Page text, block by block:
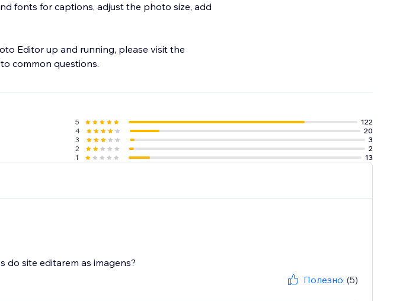
fonts for captions, adjust the photo size, add
Editor up and running, please visit the
common questions.
5
122
4
20
3
3
2
2
1
13
do site editarem as imagens?
Полезно (5)